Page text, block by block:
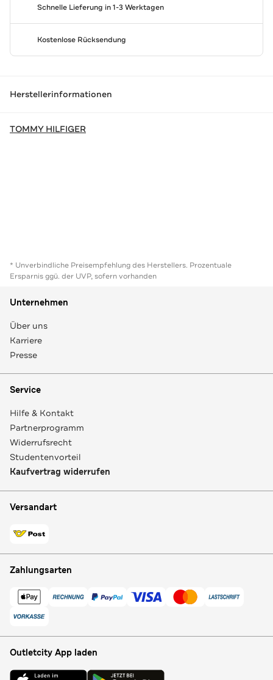
Schnelle Lieferung in 1-3 Werktagen
Kostenlose Rücksendung
Herstellerinformationen
TOMMY HILFIGER
* Unverbindliche Preisempfehlung des Herstellers. Prozentuale
Ersparnis ggü. der UVP, sofern vorhanden
Unternehmen
Über uns
Karriere
Presse
Service
Hilfe & Kontakt
Partnerprogramm
Widerrufsrecht
Studentenvorteil
Kaufvertrag widerrufen
Versandart
Zahlungsarten
Outletcity App laden